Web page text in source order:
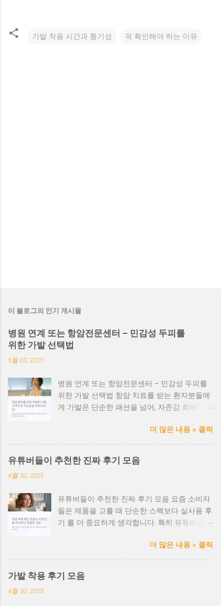
가발 착용 시간과 통기성 꼭 확인해야 하는 이유
이 블로그의 인기 게시물
병원 연계 또는 항암전문센터 – 민감성 두피를
위한 가발 선택법
5월 03, 2025
병원 연계 또는 항암전문센터 – 민감성 두피를
위한 가발 선택법 항암 치료를 받는 환자분들에
게 가발은 단순한 패션을 넘어, 자존감 회복과
한 두피 상태에서는 안전성과 위생, 착용감 이
매우 중요합니다. 항암 환자를 위한 가발, 왜 특
별해야 할까? 항암치료 과정에서 탈모는 흔한
부작용이며, 두피 또한 예민해집니다. 이때 일반
전문센터의 장점 ✅ 전문 의료진과 협업하여 안
전성 검증 완료 ✅ 민감성 피부 전용 안감 및 무
봉제 처리 ✅ 환자 상태에 맞춘 사이즈 맞춤 서
항암가발 선택 시 체크포인트 ✔ 소재가 인체 무
해한 인증을 받았는지 확인 ✔ 내피 소재가 부드
럽고 통기성이 좋은지 ✔ 두피 자극이 없는 가공
더 많은 내용 » 클릭
유튜버들이 추천한 진짜 후기 모음
4월 30, 2025
유튜버들이 추천한 진짜 후기 모음 요즘 소비자
들은 제품을 고를 때 단순한 스펙보다 실사용 후
기 를 더 중요하게 생각합니다. 특히 유튜버들의
설득력 이 높죠. 가발, 탈모 케어, 헤어 제품 등
다양한 분야에서 실제 유튜버들이 추천한 후기
를 모아봤습니다. 지금 어떤 제품이 인기 있고,
어떤 점이 좋았는지 확인해보세요. 🎥 인기 유튜
더 많은 내용 » 클릭
가발 착용 후기 모음
4월 30, 2025